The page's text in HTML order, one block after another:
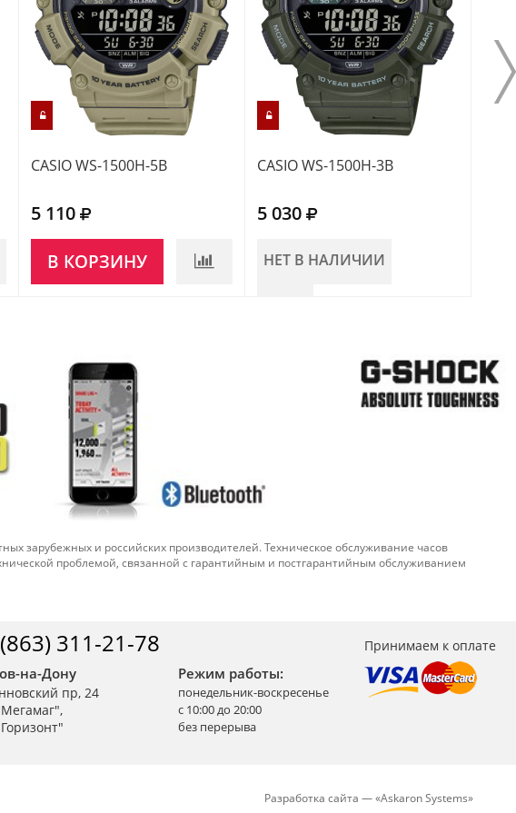
CASIO WS-1500H-5B
5 110
В КОРЗИНУ
CASIO WS-1500H-3B
5 030
НЕТ В НАЛИЧИИ
зарубежных и российских производителей. Техническое обслуживание часов
проблемой, связанной с гарантийным и постгарантийным обслуживанием
311-21-78
Режим работы:
понедельник-воскресенье
с 10:00 до 20:00
без перерыва
на-Дону
пр, 24
Принимаем к оплате
Разработка сайта —«Askaron Systems»